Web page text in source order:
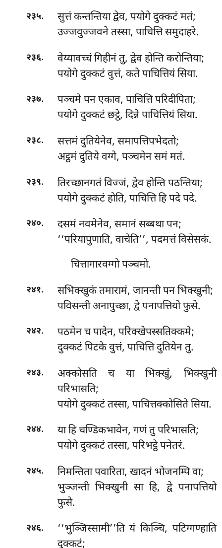
२३५.
सुत्तं कन्तन्तिया द्वेव, पयोगे दुक्कटं मतं;
उज्जवुज्जवने तस्सा, पाचित्ति समुदाहरे.
२३६.
वेय्यावच्चं गिहीनं तु, द्वेव होन्ति करोन्तिया;
पयोगे दुक्कटं वुत्तं, कते पाचित्तियं सिया.
२३७.
पञ्चमे पन एकाव, पाचित्ति परिदीपिता;
पयोगे दुक्कटं छट्ठे, दिन्ने पाचित्तियं सिया.
२३८.
सत्तमं दुतियेनेव, समापत्तिपभेदतो;
अट्ठमं दुतिये वग्गे, पञ्चमेन समं मतं.
२३९. तिरच्छानगतंविज्जं, द्वेव होन्ति पठन्तिया;
पयोगे दुक्कटं होति, पाचित्ति हि पदे पदे.
२४०.
दसमं नवमेनेव, समानं सब्बथा पन;
‘‘परियापुणाति, वाचेति’’, पदमत्तं विसेसकं.
चित्तागारवग्गो पञ्चमो.
२४१.
सभिक्खुकं तमारामं, जानन्ती पन भिक्खुनी;
पविसन्ती अनापुच्छा, द्वे पनापत्तियो फुसे.
२४२.
पठमेन च पादेन, परिक्खेपस्सतिक्कमे;
दुक्कटं पिटके वुत्तं, पाचित्ति दुतियेन तु.
२४३.
अक्कोसति च या भिक्खुं, भिक्खुनी
परिभासति;
पयोगे दुक्कटं तस्सा, पाचित्तक्कोसिते सिया.
२४४.
या हि चण्डिकभावेन, गणं तु परिभासति;
पयोगे दुक्कटं तस्सा, परिभट्ठे पनेतरं.
२४५.
निमन्तिता पवारिता, खादनं भोजनम्पि वा;
भुञ्जन्ती भिक्खुनी सा हि, द्वे पनापत्तियो
फुसे.
२४६.
‘‘भुञ्जिस्सामी’’ति यं किञ्चि, पटिग्गण्हाति
दुक्कटं;